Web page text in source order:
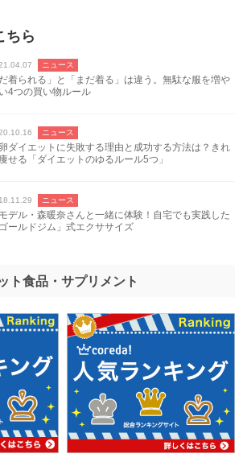
ちら
ニュース
だ着られる」と「まだ着る」は違う。無駄な服を増や
4つの買い物ルール
ニュース
ダイエットに失敗する理由と成功する方法は？きれ
せる「ダイエットのゆるルール5つ」
ニュース
デル・森暖奈さんと一緒に体験！自宅でも実践した
ールドジム」式エクササイズ
ト食品・サプリメント